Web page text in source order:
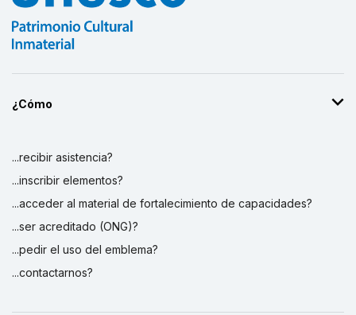
¿Cómo
...recibir asistencia?
...inscribir elementos?
...acceder al material de fortalecimiento de capacidades?
...ser acreditado (ONG)?
...pedir el uso del emblema?
...contactarnos?